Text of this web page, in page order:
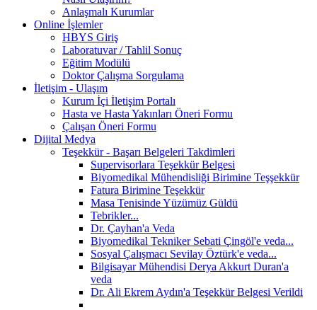
Anlaşmalı Kurumlar
Online İşlemler
HBYS Giriş
Laboratuvar / Tahlil Sonuç
Eğitim Modülü
Doktor Çalışma Sorgulama
İletişim - Ulaşım
Kurum İçi İletişim Portalı
Hasta ve Hasta Yakınları Öneri Formu
Çalışan Öneri Formu
Dijital Medya
Teşekkür - Başarı Belgeleri Takdimleri
Supervisorlara Teşekkür Belgesi
Biyomedikal Mühendisliği Birimine Teşşekkür
Fatura Birimine Teşekkür
Masa Tenisinde Yüzümüz Güldü
Tebrikler...
Dr. Çayhan'a Veda
Biyomedikal Tekniker Sebati Çingöl'e veda...
Sosyal Çalışmacı Sevilay Öztürk'e veda...
Bilgisayar Mühendisi Derya Akkurt Duran'a
veda
Dr. Ali Ekrem Aydın'a Teşekkür Belgesi Verildi